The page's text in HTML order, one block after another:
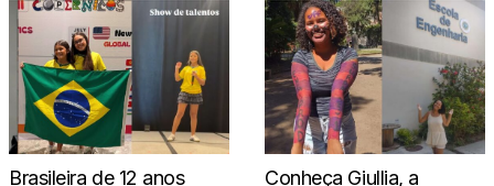
Brasileira de 12 anos
Conheça Giullia, a